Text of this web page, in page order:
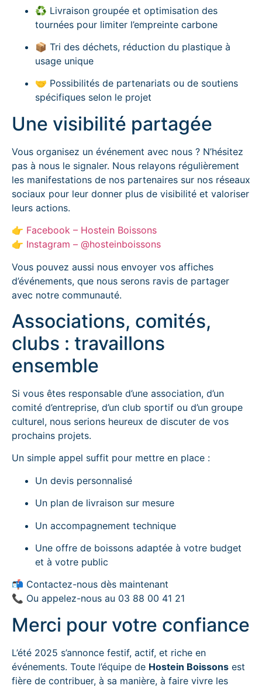
♻️ Livraison groupée et optimisation des
tournées pour limiter l’empreinte carbone
📦 Tri des déchets, réduction du plastique à
usage unique
🤝 Possibilités de partenariats ou de soutiens
spécifiques selon le projet
Une visibilité partagée
Vous organisez un événement avec nous ? N’hésitez
pas à nous le signaler. Nous relayons régulièrement
les manifestations de nos partenaires sur nos réseaux
sociaux pour leur donner plus de visibilité et valoriser
leurs actions.
👉 Facebook – Hostein Boissons
👉 Instagram – @hosteinboissons
Vous pouvez aussi nous envoyer vos affiches
d’événements, que nous serons ravis de partager
avec notre communauté.
Associations, comités,
clubs : travaillons
ensemble
Si vous êtes responsable d’une association, d’un
comité d’entreprise, d’un club sportif ou d’un groupe
culturel, nous serions heureux de discuter de vos
prochains projets.
Un simple appel suffit pour mettre en place :
Un devis personnalisé
Un plan de livraison sur mesure
Un accompagnement technique
Une offre de boissons adaptée à votre budget
et à votre public
📬 Contactez-nous dès maintenant
📞 Ou appelez-nous au 03 88 00 41 21
Merci pour votre confiance
L’été 2025 s’annonce festif, actif, et riche en
événements. Toute l’équipe de Hostein Boissons est
fière de contribuer, à sa manière, à faire vivre les